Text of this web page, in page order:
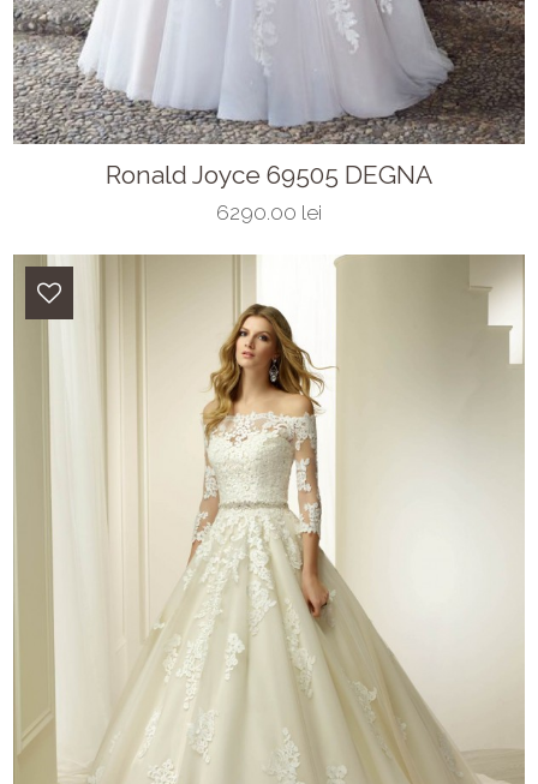
Ronald Joyce 69505 DEGNA
6290.00 lei